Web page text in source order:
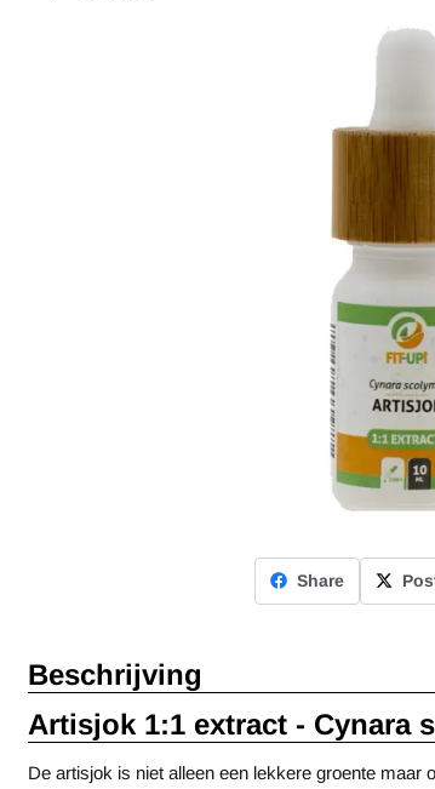
Share
Beschrijving
Artisjok 1:1 extract - Cynara
De artisjok is niet alleen een lekkere groente maar